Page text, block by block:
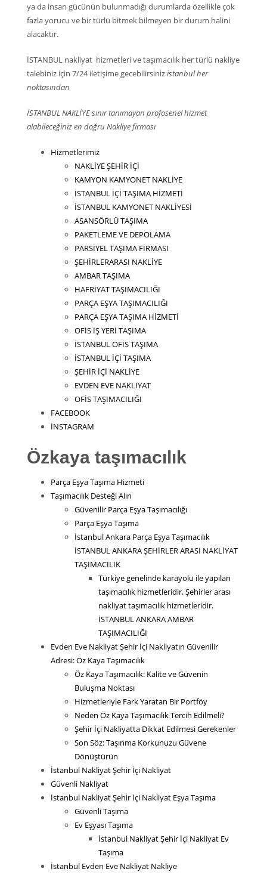
ya da insan gücünün bulunmadığı durumlarda özellikle çok
fazla yorucu ve bir türlü bitmek bilmeyen bir durum halini
alacaktır.
İSTANBUL nakliyat hizmetleri ve taşımacılık her türlü nakliye
talebiniz için 7/24 iletişime gecebilirsinizistanbul her
noktasından
İSTANBUL NAKLİYE sınır tanımayan profosenel hizmet
alabileceğiniz en doğru Nakliye firması
Hizmetlerimiz
NAKLİYE ŞEHİR İÇİ
KAMYON KAMYONET NAKLİYE
İSTANBUL İÇİ TAŞIMA HİZMETİ
İSTANBUL KAMYONET NAKLİYESİ
ASANSÖRLÜ TAŞIMA
PAKETLEME VE DEPOLAMA
PARSİYEL TAŞIMA FİRMASI
ŞEHİRLERARASI NAKLİYE
AMBAR TAŞIMA
HAFRİYAT TAŞIMACILIĞI
PARÇA EŞYA TAŞIMACILIĞI
PARÇA EŞYA TAŞIMA HİZMETİ
OFİS İŞ YERİ TAŞIMA
İSTANBUL OFİS TAŞIMA
İSTANBUL İÇİ TAŞIMA
ŞEHİR İÇİ NAKLİYE
EVDEN EVE NAKLİYAT
OFİS TAŞIMACILIĞI
FACEBOOK
İNSTAGRAM
Özkaya taşımacılık
Parça Eşya Taşıma Hizmeti
Taşımacılık Desteği Alın
Güvenilir Parça Eşya Taşımacılığı
Parça Eşya Taşıma
İstanbul Ankara Parça Eşya Taşımacılık
İSTANBUL ANKARA ŞEHİRLER ARASI NAKLİYAT
TAŞIMACILIK
Türkiye genelinde karayolu ile yapılan
taşımacılık hizmetleridir. Şehirler arası
nakliyat taşımacılık hizmetleridir.
İSTANBUL ANKARA AMBAR
TAŞIMACILIĞI
Evden Eve Nakliyat Şehir İçi Nakliyatın Güvenilir
Adresi: Öz Kaya Taşımacılık
Öz Kaya Taşımacılık: Kalite ve Güvenin
Buluşma Noktası
Hizmetleriyle Fark Yaratan Bir Portföy
Neden Öz Kaya Taşımacılık Tercih Edilmeli?
Şehir İçi Nakliyatta Dikkat Edilmesi Gerekenler
Son Söz: Taşınma Korkunuzu Güvene
Dönüştürün
İstanbul Nakliyat Şehir İçi Nakliyat
Güvenli Nakliyat
İstanbul Nakliyat Şehir İçi Nakliyat Eşya Taşıma
Güvenli Taşıma
Ev Eşyası Taşıma
İstanbul Nakliyat Şehir İçi Nakliyat Ev
Taşıma
İstanbul Evden Eve Nakliyat Nakliye